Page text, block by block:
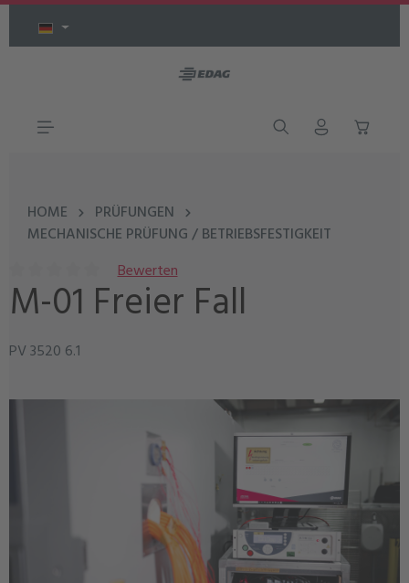
Zum Hauptinhalt springen
HOME
PRÜFUNGEN
MECHANISCHE PRÜFUNG / BETRIEBSFESTIGKEIT
Durchschnittliche Bewertung von 0 von 5 Sternen
Bewerten
M-01 Freier Fall
PV 3520 6.1